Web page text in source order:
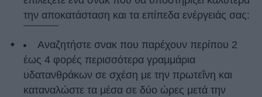
την αποκατάσταση και τα επίπεδα ενέργειάς σας:
Αναζητήστε σνακ που παρέχουν περίπου 2
έως 4 φορές περισσότερα γραμμάρια
υδατανθράκων σε σχέση με την πρωτεΐνη και
καταναλώστε τα μέσα σε δύο ώρες μετά την